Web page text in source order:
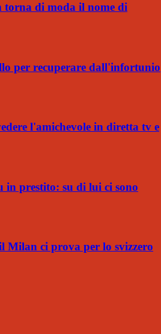
torna di moda il nome di
per recuperare dall'infortunio
l'amichevole in diretta tv e
in prestito: su di lui ci sono
Milan ci prova per lo svizzero